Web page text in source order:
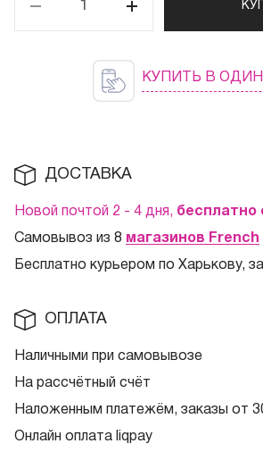
КУПИТЬ В
ДОСТАВКА
Новой почтой 2 - 4 дня, бесплатно
Самовывоз из 8 магазинов French
Бесплатно курьером по Харькову,
ОПЛАТА
Наличными при самовывозе
На рассчётный счёт
Наложенным платежём, заказы от
Онлайн оплата liqpay